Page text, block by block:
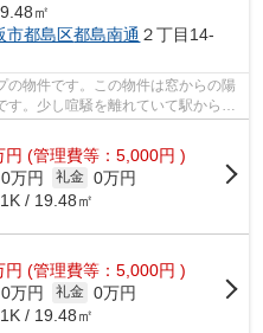
㎡
市都島区都島南通 ２丁目14-
の物件です。この物件は窓からの陽
す。少し喧騒を離れていて駅から徒
円 (管理費等：5,000円 )
0万円 礼金 0万円
/ 19.48㎡
円 (管理費等：5,000円 )
0万円 礼金 0万円
/ 19.48㎡